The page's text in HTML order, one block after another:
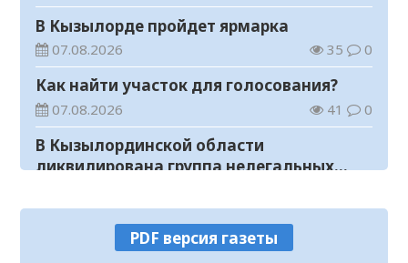
В Кызылорде пройдет ярмарка
07.08.2026 35 0
Как найти участок для голосования?
07.08.2026 41 0
В Кызылординской области
ликвидирована группа нелегальных
Аким области ознакомился с работой
племенного хозяйства в
PDF версия газеты